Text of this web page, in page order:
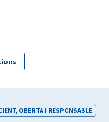
OBERTA I RESPONSABLE